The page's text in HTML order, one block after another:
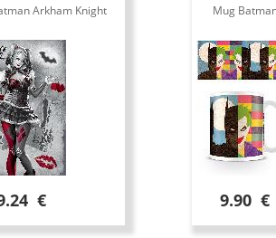
Arkham Knight
€
Mug
9.90 €